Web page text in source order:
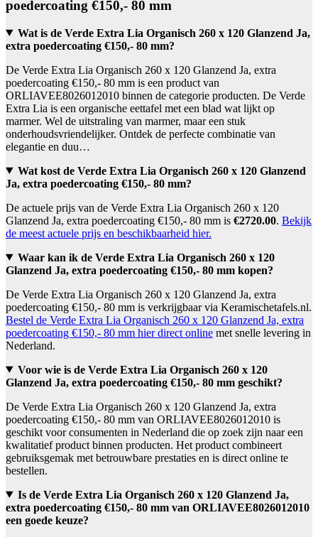
poedercoating €150,- 80 mm
Wat is de Verde Extra Lia Organisch 260 x 120 Glanzend Ja,
extra poedercoating €150,- 80 mm?
De Verde Extra Lia Organisch 260 x 120 Glanzend Ja, extra
poedercoating €150,- 80 mm is een product van
ORLIAVEE8026012010 binnen de categorie producten. De Verde
Extra Lia is een organische eettafel met een blad wat lijkt op
marmer. Wel de uitstraling van marmer, maar een stuk
onderhoudsvriendelijker. Ontdek de perfecte combinatie van
elegantie en duu…
Wat kost de Verde Extra Lia Organisch 260 x 120 Glanzend
Ja, extra poedercoating €150,- 80 mm?
De actuele prijs van de Verde Extra Lia Organisch 260 x 120
Glanzend Ja, extra poedercoating €150,- 80 mm is €2720.00. Bekijk
de meest actuele prijs en beschikbaarheid hier.
Waar kan ik de Verde Extra Lia Organisch 260 x 120
Glanzend Ja, extra poedercoating €150,- 80 mm kopen?
De Verde Extra Lia Organisch 260 x 120 Glanzend Ja, extra
poedercoating €150,- 80 mm is verkrijgbaar via Keramischetafels.nl.
Bestel de Verde Extra Lia Organisch 260 x 120 Glanzend Ja, extra
poedercoating €150,- 80 mm hier direct online met snelle levering in
Nederland.
Voor wie is de Verde Extra Lia Organisch 260 x 120
Glanzend Ja, extra poedercoating €150,- 80 mm geschikt?
De Verde Extra Lia Organisch 260 x 120 Glanzend Ja, extra
poedercoating €150,- 80 mm van ORLIAVEE8026012010 is
geschikt voor consumenten in Nederland die op zoek zijn naar een
kwalitatief product binnen producten. Het product combineert
gebruiksgemak met betrouwbare prestaties en is direct online te
bestellen.
Is de Verde Extra Lia Organisch 260 x 120 Glanzend Ja,
extra poedercoating €150,- 80 mm van ORLIAVEE8026012010
een goede keuze?